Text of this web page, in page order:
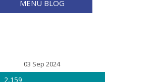
MENU BLOG
03 Sep 2024
2,159